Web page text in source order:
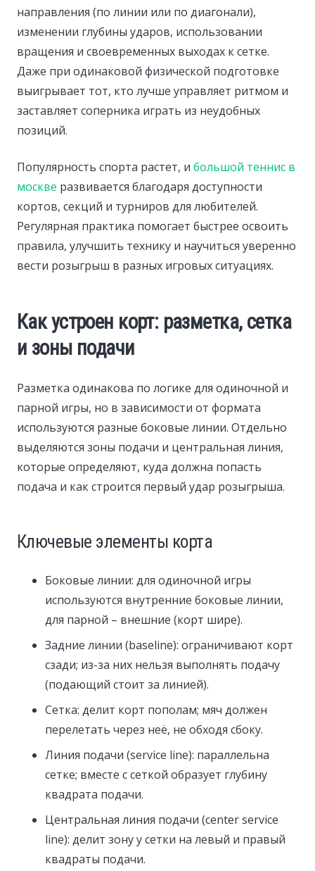
направления (по линии или по диагонали),
изменении глубины ударов, использовании
вращения и своевременных выходах к сетке.
Даже при одинаковой физической подготовке
выигрывает тот, кто лучше управляет ритмом и
заставляет соперника играть из неудобных
позиций.
Популярность спорта растет, и большой теннис в
москве развивается благодаря доступности
кортов, секций и турниров для любителей.
Регулярная практика помогает быстрее освоить
правила, улучшить технику и научиться уверенно
вести розыгрыш в разных игровых ситуациях.
Как устроен корт: разметка, сетка
и зоны подачи
Разметка одинакова по логике для одиночной и
парной игры, но в зависимости от формата
используются разные боковые линии. Отдельно
выделяются зоны подачи и центральная линия,
которые определяют, куда должна попасть
подача и как строится первый удар розыгрыша.
Ключевые элементы корта
Боковые линии: для одиночной игры
используются внутренние боковые линии,
для парной – внешние (корт шире).
Задние линии (baseline): ограничивают корт
сзади; из-за них нельзя выполнять подачу
(подающий стоит за линией).
Сетка: делит корт пополам; мяч должен
перелетать через неё, не обходя сбоку.
Линия подачи (service line): параллельна
сетке; вместе с сеткой образует глубину
квадрата подачи.
Центральная линия подачи (center service
line): делит зону у сетки на левый и правый
квадраты подачи.